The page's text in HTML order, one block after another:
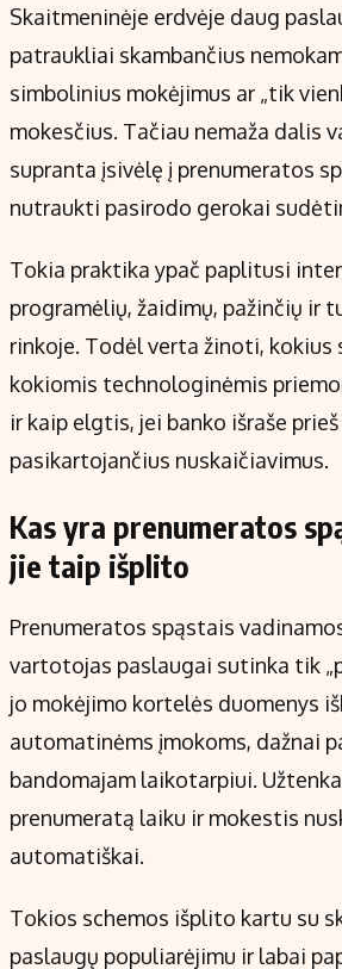
Skaitmeninėje erdvėje daug
patraukliai skambančius
simbolinius mokėjimus ar „tik
mokesčius. Tačiau nemaža dalis
supranta įsivėlę į prenumeratos
nutraukti pasirodo gerokai
Tokia praktika ypač paplitusi
programėlių, žaidimų, pažinčių ir
rinkoje. Todėl verta žinoti, kokius
kokiomis technologinėmis
ir kaip elgtis, jei banko išraše
pasikartojančius nuskaičiavimus.
Kas yra prenumeratos
jie taip išplito
Prenumeratos spąstais
vartotojas paslaugai sutinka tik
jo mokėjimo kortelės duomenys
automatinėms įmokoms, dažnai
bandomajam laikotarpiui.
prenumeratą laiku ir mokestis
automatiškai.
Tokios schemos išplito kartu su
paslaugų populiarėjimu ir labai